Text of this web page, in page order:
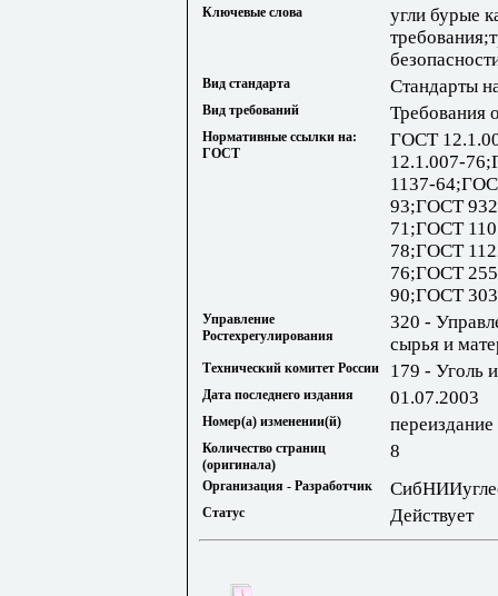
Ключевые слова
угли бурые
Вид стандарта Стандарты
Вид требований Требования
Нормативные ссылки на:
ГОСТ
ГОСТ
12.1.007-
1137-
93;ГОСТ
71;ГОСТ
78;ГОСТ
76;ГОСТ
90;ГОСТ
Управление
Ростехрегулирования
320 -
сырья и
Технический комитет России 179 - Уголь
Дата последнего издания 01.07.2003
Номер(а) изменении(й)
Количество страниц
(оригинала)
8
Организация - Разработчик
Статус Действует